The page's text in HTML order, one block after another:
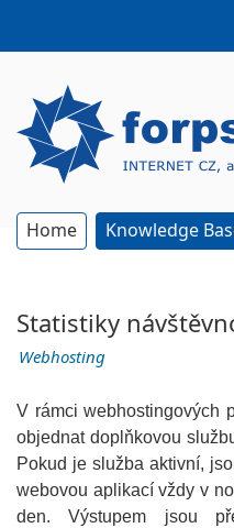
Home Knowledge
Statistiky
Webhosting
V rámci webhostingových
objednat doplňkovou
Pokud je služba aktivní,
webovou aplikací vždy v
den. Výstupem jsou